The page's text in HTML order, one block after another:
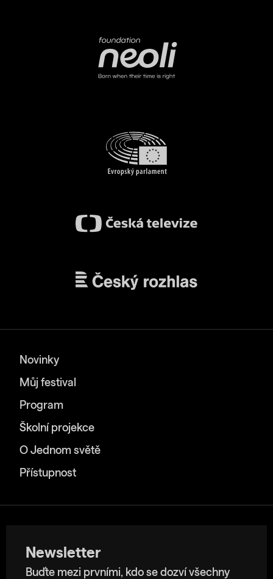
Novinky
Můj festival
Program
Školní projekce
O Jednom světě
Přístupnost
Newsletter
Buďte mezi prvními, kdo se dozví všechny